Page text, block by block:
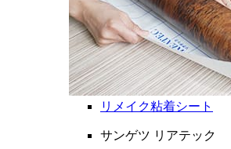
リメイク粘着シート
サンゲツ リアテック